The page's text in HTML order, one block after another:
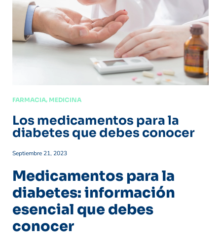
FARMACIA, MEDICINA
Los medicamentos para la
diabetes que debes conocer
Septiembre 21, 2023
Medicamentos para la
diabetes: información
esencial que debes
conocer